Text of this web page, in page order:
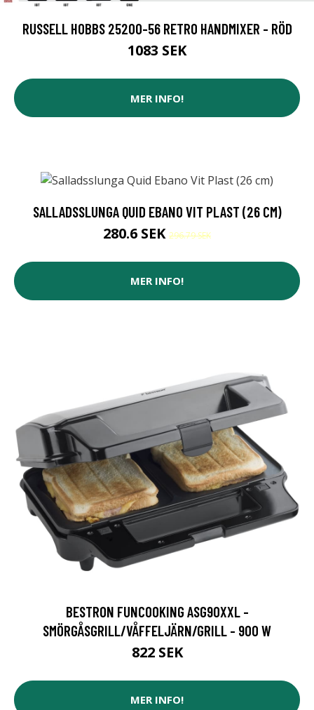
RUSSELL HOBBS 25200-56 RETRO HANDMIXER - RÖD
1083 SEK
MER INFO!
SALLADSSLUNGA QUID EBANO VIT PLAST (26 CM)
280.6 SEK 296.79 SEK
MER INFO!
BESTRON FUNCOOKING ASG90XXL -
SMÖRGÅSGRILL/VÅFFELJÄRN/GRILL - 900 W
822 SEK
MER INFO!